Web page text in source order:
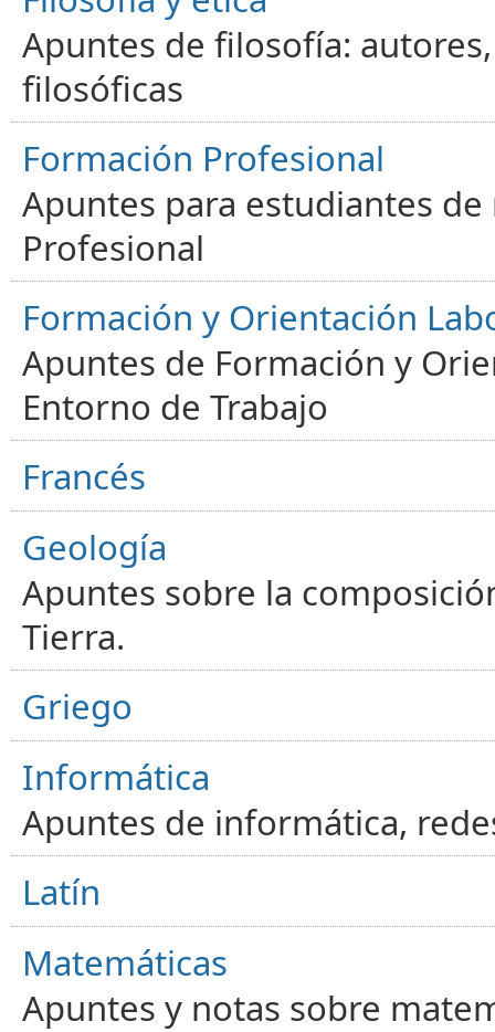
Apuntes de filosofía:
filosóficas
Formación Profesional
Apuntes para estudiantes
Profesional
Formación y Orientación
Apuntes de Formación y
Entorno de Trabajo
Francés
Geología
Apuntes sobre la
Tierra.
Griego
Informática
Apuntes de informática,
Latín
Matemáticas
Apuntes y notas sobre